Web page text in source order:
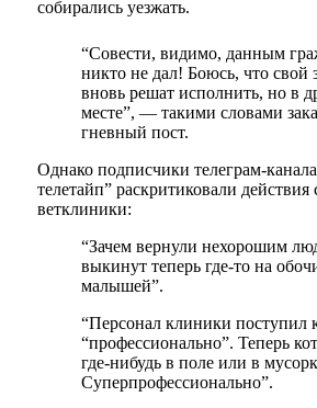
собирались уезжать.
“Совести, видимо, данным
никто не дал! Боюсь, что свой
вновь решат исполнить, но в
месте”, — такими словами
гневный пост.
Однако подписчики телеграм-
телетайп” раскритиковали действия
ветклиники:
“Зачем вернули нехорошим
выкинут теперь где-то на
малышей”.
“Персонал клиники поступил
“профессионально”. Теперь
где-нибудь в поле или в
Суперпрофессионально”.